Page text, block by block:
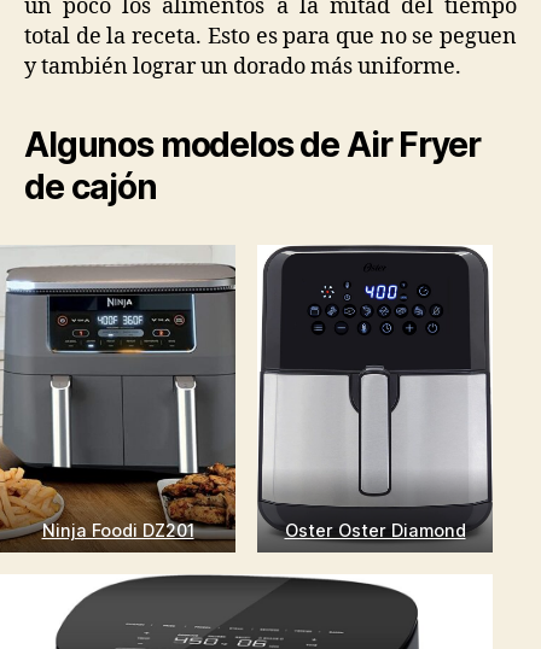
un poco los alimentos a la mitad del tiempo
total de la receta. Esto es para que no se peguen
y también lograr un dorado más uniforme.
Algunos modelos de Air Fryer
de cajón
Ninja Foodi DZ201 Oster Oster Diamond